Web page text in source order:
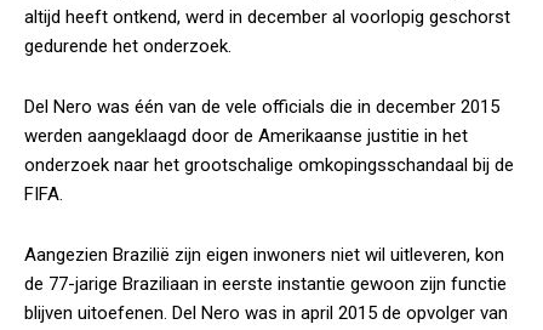
altijd heeft ontkend, werd in december al voorlopig geschorst
gedurende het onderzoek.
Del Nero was één van de vele officials die in december 2015
werden aangeklaagd door de Amerikaanse justitie in het
onderzoek naar het grootschalige omkopingsschandaal bij de
FIFA.
Aangezien Brazilië zijn eigen inwoners niet wil uitleveren, kon
de 77-jarige Braziliaan in eerste instantie gewoon zijn functie
blijven uitoefenen. Del Nero was in april 2015 de opvolger van